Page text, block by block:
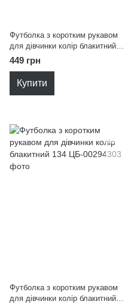
Футболка з коротким рукавом
для дівчинки колір блакитний
134
449 грн
Купити
Футболка з коротким рукавом
для дівчинки колір блакитний